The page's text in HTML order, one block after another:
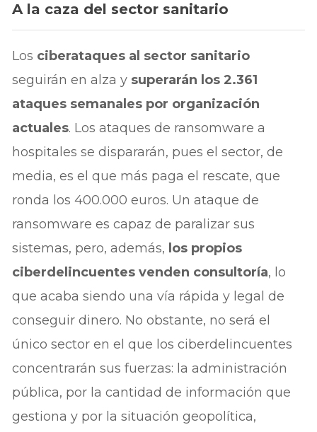
A la caza del sector sanitario
Los ciberataques al sector sanitario
seguirán en alza y superarán los 2.361
ataques semanales por organización
actuales. Los ataques de ransomware a
hospitales se dispararán, pues el sector, de
media, es el que más paga el rescate, que
ronda los 400.000 euros. Un ataque de
ransomware es capaz de paralizar sus
sistemas, pero, además, los propios
ciberdelincuentes venden consultoría, lo
que acaba siendo una vía rápida y legal de
conseguir dinero. No obstante, no será el
único sector en el que los ciberdelincuentes
concentrarán sus fuerzas: la administración
pública, por la cantidad de información que
gestiona y por la situación geopolítica,